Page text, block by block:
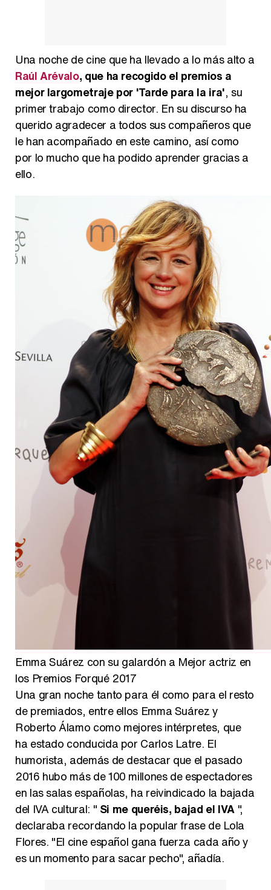
Una noche de cine que ha llevado a lo más alto a
Raúl Arévalo, que ha recogido el premios a
mejor largometraje por 'Tarde para la ira', su
primer trabajo como director. En su discurso ha
querido agradecer a todos sus compañeros que
le han acompañado en este camino, así como
por lo mucho que ha podido aprender gracias a
ello.
Emma Suárez con su galardón a Mejor actriz en
los Premios Forqué 2017
Una gran noche tanto para él como para el resto
de premiados, entre ellos Emma Suárez y
Roberto Álamo como mejores intérpretes, que
ha estado conducida por Carlos Latre. El
humorista, además de destacar que el pasado
2016 hubo más de 100 millones de espectadores
en las salas españolas, ha reivindicado la bajada
del IVA cultural: " Si me queréis, bajad el IVA ",
declaraba recordando la popular frase de Lola
Flores. "El cine español gana fuerza cada año y
es un momento para sacar pecho", añadía.